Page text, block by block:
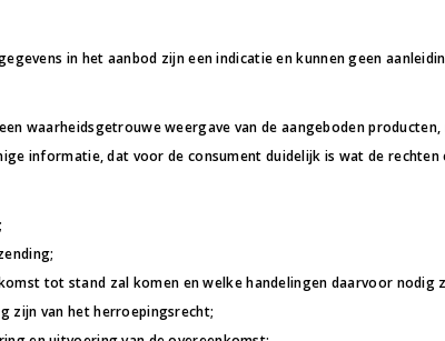
in het aanbod zijn een indicatie en kunnen geen
waarheidsgetrouwe weergave van de aangeboden
informatie, dat voor de consument duidelijk is wat de
tot stand zal komen en welke handelingen daarvoor nodig
zijn van het herroepingsrecht;